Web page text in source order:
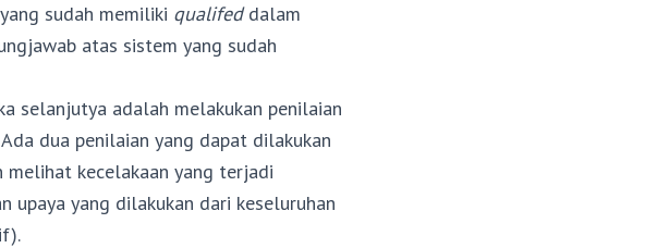
sudah memiliki qualifeddalam
atas sistem yang sudah
selanjutya adalah melakukan penilaian
dua penilaian yang dapat dilakukan
melihat kecelakaan yang terjadi
upaya yang dilakukan dari keseluruhan